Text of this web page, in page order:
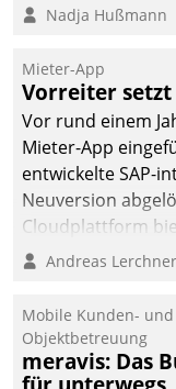
schnell,
Die monatlichen
Mitteilungen zum
Heizungs- und
Wasserverbrauch
automatisiert,
und auf Wunsch
mehrere zuvor
Nadja Hußmann
Mieter-App
Vorreiter
Vor rund einem
Mieter-App
entwickelte SAP-
Neuversion
Cloudplattform
die Funktionalität
integrieren.
Andreas Lerchner
Mobile Kunden- und
Objektbetreuung
meravis: Das